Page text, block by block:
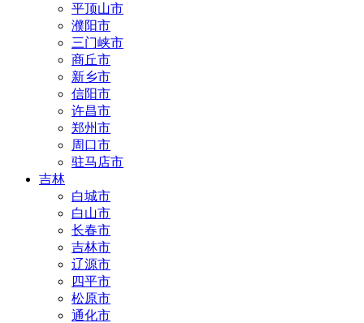
平顶山市
濮阳市
三门峡市
商丘市
新乡市
信阳市
许昌市
郑州市
周口市
驻马店市
吉林
白城市
白山市
长春市
吉林市
辽源市
四平市
松原市
通化市